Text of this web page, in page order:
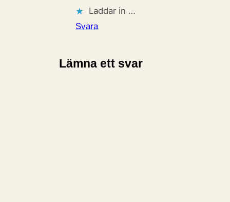
Laddar in …
Svara
Lämna ett svar